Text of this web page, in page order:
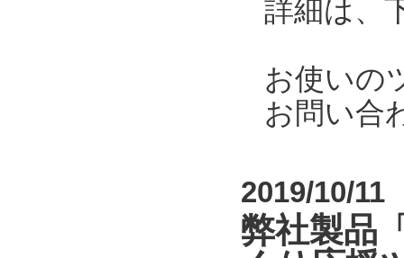
詳細は、
お使いの
お問い合
2019/10/11
弊社製品